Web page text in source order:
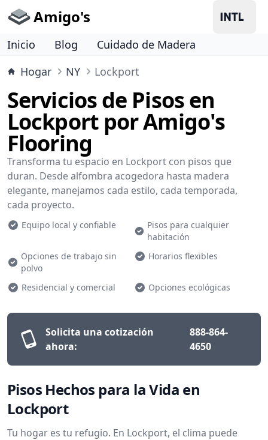
Amigo's
Inicio Blog
Cuidado de Madera
Hogar
NY Lockport
Servicios de Pisos en
Lockport por Amigo's
Flooring
Transforma tu espacio en Lockport con pisos que
duran. Desde alfombra acogedora hasta madera
elegante, manejamos cada estilo, cada temporada,
cada proyecto.
Equipo local y confiable
Pisos para cualquier
habitación
Opciones de trabajo sin
polvo
Horarios flexibles
Residencial y comercial Opciones ecológicas
Solicita una cotización
ahora:
888-864-
4650
Pisos Hechos para la Vida en
Lockport
Tu hogar es tu refugio. En Lockport, el clima puede